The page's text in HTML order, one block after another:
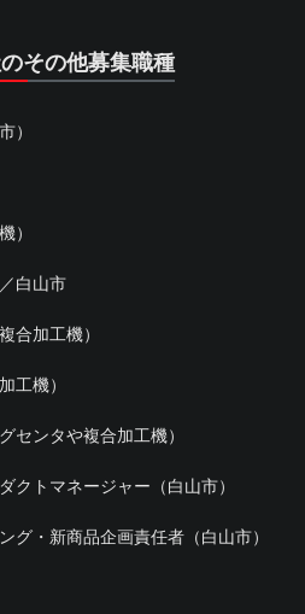
その他募集職種
）
）
白山市
合加工機）
工機）
センタや複合加工機）
クトマネージャー（白山市）
グ・新商品企画責任者（白山市）